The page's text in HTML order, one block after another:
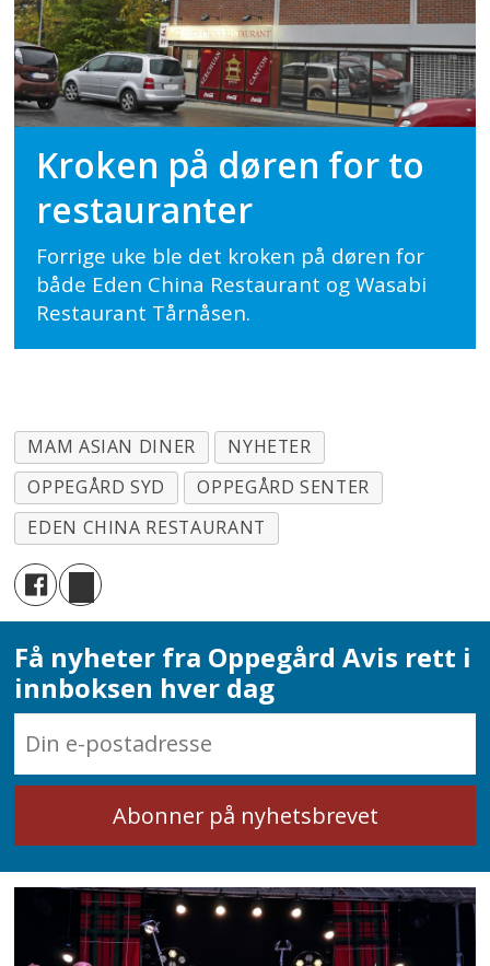
Kroken på døren for to
restauranter
Forrige uke ble det kroken på døren for
både Eden China Restaurant og Wasabi
Restaurant Tårnåsen.
MAM ASIAN DINER
NYHETER
OPPEGÅRD SYD
OPPEGÅRD SENTER
EDEN CHINA RESTAURANT
Få nyheter fra Oppegård Avis rett i
innboksen hver dag